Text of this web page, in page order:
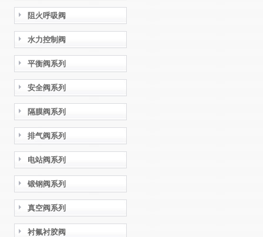
阻火呼吸阀
水力控制阀
平衡阀系列
安全阀系列
隔膜阀系列
排气阀系列
电站阀系列
锻钢阀系列
真空阀系列
衬氟衬胶阀